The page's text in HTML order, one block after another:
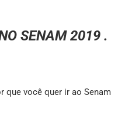
SENAM 2019 .
que você quer ir ao Senam